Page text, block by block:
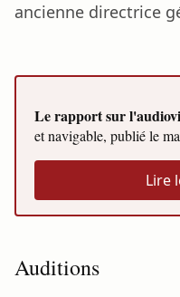
ancienne directrice
Le rapport sur
et navigable, publié le
Lire
Auditions